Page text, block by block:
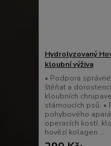
Hydrolyzovaný
kloubní výživa
• Podpora
štěňat a
kloubních
stárnoucích psů. •
pohybového
operacích kostí,
hovězí kolagen ...